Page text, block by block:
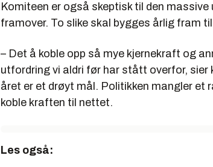
Komiteen er også skeptisk til den
framover. To slike skal bygges årlig fram
– Det å koble opp så mye kjernekraft og
utfordring vi aldri før har stått overfor, sier
året er et drøyt mål. Politikken mangler et
koble kraften til nettet.
Les også: